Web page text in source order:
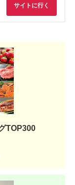
サイトに行く
TOP300